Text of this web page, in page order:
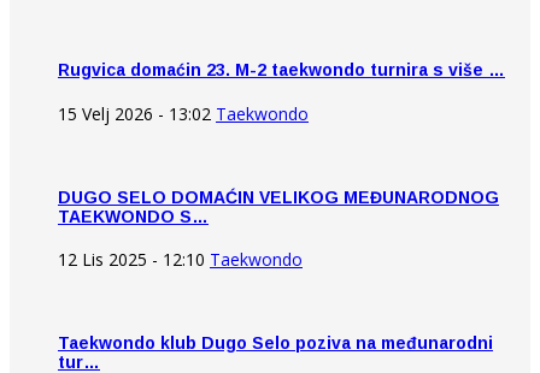
Rugvica domaćin 23. M-2 taekwondo turnira s više …
15 Velj 2026 - 13:02 Taekwondo
DUGO SELO DOMAĆIN VELIKOG MEĐUNARODNOG
TAEKWONDO S…
12 Lis 2025 - 12:10 Taekwondo
Taekwondo klub Dugo Selo poziva na međunarodni
tur…